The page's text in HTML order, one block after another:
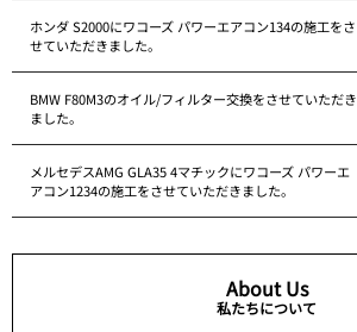
ホンダ S2000にワコーズ パワーエアコン134の施工をさ
せていただきました。
BMW F80M3のオイル/フィルター交換をさせていただき
ました。
メルセデスAMG GLA35 4マチックにワコーズ パワーエ
アコン1234の施工をさせていただきました。
About Us
私たちについて